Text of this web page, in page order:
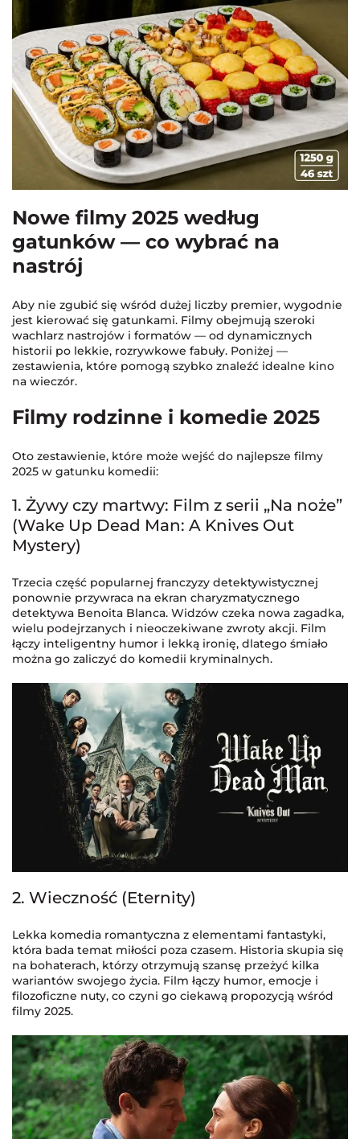
Nowe filmy 2025 według
gatunków — co wybrać na
nastrój
Aby nie zgubić się wśród dużej liczby premier, wygodnie
jest kierować się gatunkami. Filmy obejmują szeroki
wachlarz nastrojów i formatów — od dynamicznych
historii po lekkie, rozrywkowe fabuły. Poniżej —
zestawienia, które pomogą szybko znaleźć idealne kino
na wieczór.
Filmy rodzinne i komedie 2025
Oto zestawienie, które może wejść do najlepsze filmy
2025 w gatunku komedii:
1. Żywy czy martwy: Film z serii „Na noże”
(Wake Up Dead Man: A Knives Out
Mystery)
Trzecia część popularnej franczyzy detektywistycznej
ponownie przywraca na ekran charyzmatycznego
detektywa Benoita Blanca. Widzów czeka nowa zagadka,
wielu podejrzanych i nieoczekiwane zwroty akcji. Film
łączy inteligentny humor i lekką ironię, dlatego śmiało
można go zaliczyć do komedii kryminalnych.
2. Wieczność (Eternity)
Lekka komedia romantyczna z elementami fantastyki,
która bada temat miłości poza czasem. Historia skupia się
na bohaterach, którzy otrzymują szansę przeżyć kilka
wariantów swojego życia. Film łączy humor, emocje i
filozoficzne nuty, co czyni go ciekawą propozycją wśród
filmy 2025.